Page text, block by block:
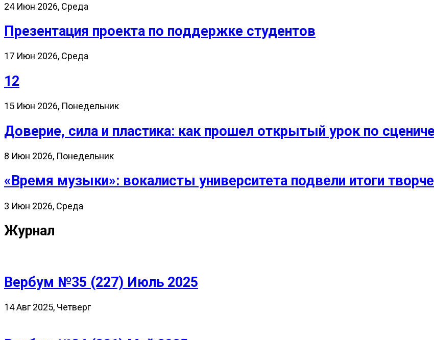
24 Июн 2026, Среда
Презентация проекта по поддержке студентов
17 Июн 2026, Среда
12
15 Июн 2026, Понедельник
Доверие, сила и пластика: как прошел открытый урок по
8 Июн 2026, Понедельник
«Время музыки»: вокалисты университета подвели итоги
3 Июн 2026, Среда
Журнал
Вербум №35 (227) Июль 2025
14 Авг 2025, Четверг